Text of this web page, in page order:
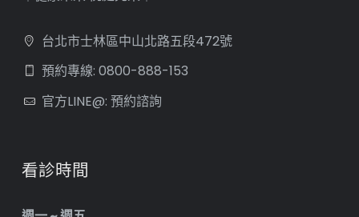
台北市士林區中山北路五段472號
預約專線: 0800-888-153
官方LINE@: 預約諮詢
看診時間